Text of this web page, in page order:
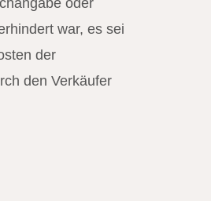
war, es sei
der
den Verkäufer